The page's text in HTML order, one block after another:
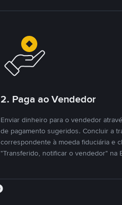
2. Paga ao Vendedor
Enviar dinheiro para o vendedor
de pagamento sugeridos. Concluir a
correspondente à moeda fiduciária e
"Transferido, notificar o vendedor" na